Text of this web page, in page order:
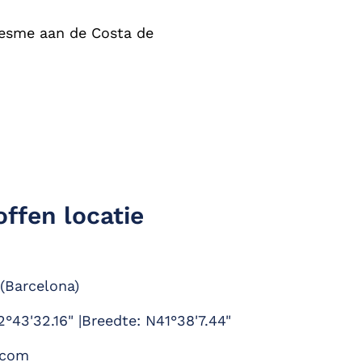
aan de Costa de
stad Girona.
Village.
locatie
|Breedte: N41°38'7.44"